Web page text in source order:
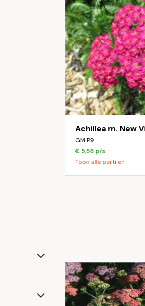
Achillea m. New
GM P9
€ 5,58 p/s
Toon alle partijen